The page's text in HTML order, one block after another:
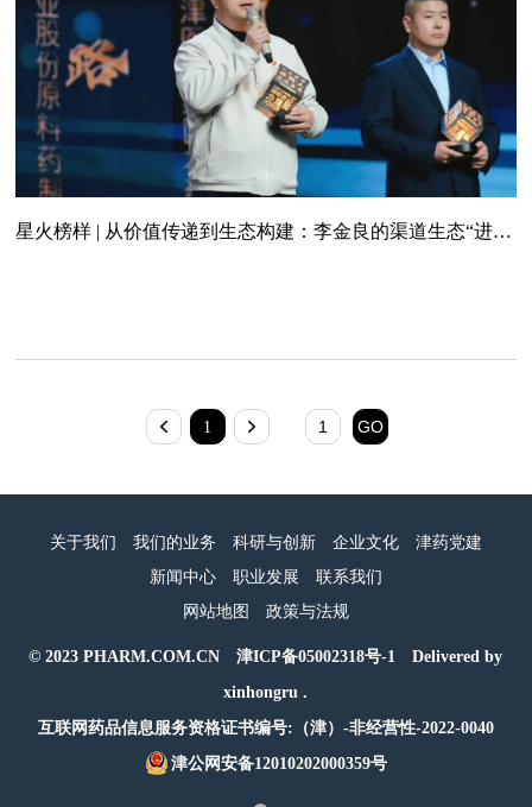
星火榜样 | 从价值传递到生态构建：李金良的渠道生态“进化
1
关于我们 我们的业务 科研与创新 企业文化
津药党建
新闻中心
职业发展
联系我们
网站地图
政策与法规
© 2023 PHARM.COM.CN 津ICP备05002318号-1
Delivered by
xinhongru .
互联网药品信息服务资格证书编号:（津）-非经营性-2022-0040
津公网安备12010202000359号